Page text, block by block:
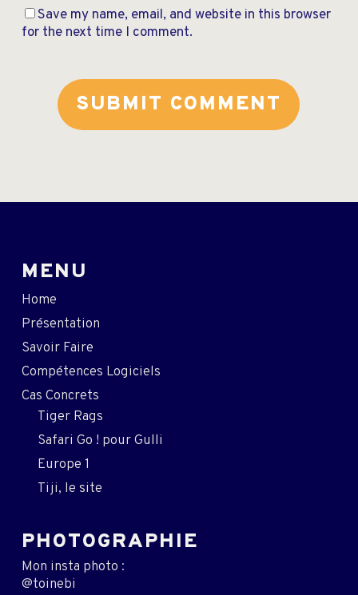
Save my name, email, and website in this browser
for the next time I comment.
MENU
Home
Présentation
Savoir Faire
Compétences Logiciels
Cas Concrets
Tiger Rags
Safari Go ! pour Gulli
Europe 1
Tiji, le site
PHOTOGRAPHIE
Mon insta photo :
@toinebi